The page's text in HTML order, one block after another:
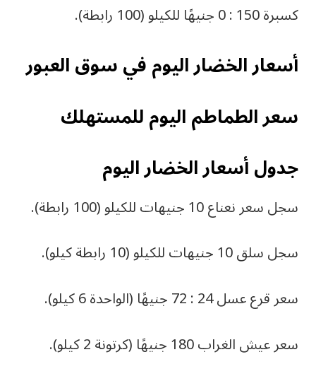
كسبرة 150 : 0 جنيهًا للكيلو (100 رابطة).
أسعار الخضار اليوم في سوق العبور
سعر الطماطم اليوم للمستهلك
جدول أسعار الخضار اليوم
سجل سعر نعناع 10 جنيهات للكيلو (100 رابطة).
سجل سلق 10 جنيهات للكيلو (10 رابطة كيلو).
سعر قرع عسل 24 : 72 جنيهًا (الواحدة 6 كيلو).
سعر عيش الغراب 180 جنيهًا (كرتونة 2 كيلو).